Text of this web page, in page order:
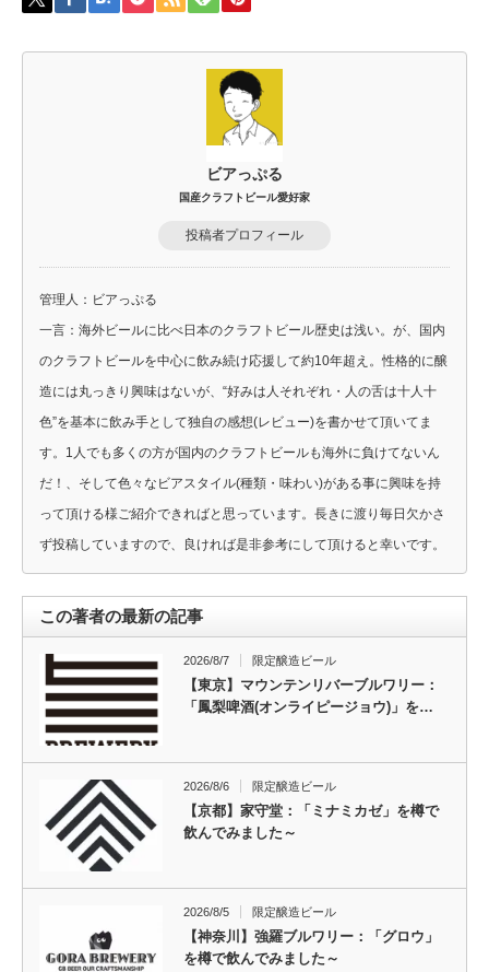
ビアっぷる
国産クラフトビール愛好家
投稿者プロフィール
管理人：ビアっぷる
一言：海外ビールに比べ日本のクラフトビール歴史は浅い。が、国内
のクラフトビールを中心に飲み続け応援して約10年超え。性格的に醸
造には丸っきり興味はないが、“好みは人それぞれ・人の舌は十人十
色”を基本に飲み手として独自の感想(レビュー)を書かせて頂いてま
す。1人でも多くの方が国内のクラフトビールも海外に負けてないん
だ！、そして色々なビアスタイル(種類・味わい)がある事に興味を持
って頂ける様ご紹介できればと思っています。長きに渡り毎日欠かさ
ず投稿していますので、良ければ是非参考にして頂けると幸いです。
この著者の最新の記事
2026/8/7 限定醸造ビール
【東京】マウンテンリバーブルワリー：
「鳳梨啤酒(オンライピージョウ)」を…
2026/8/6 限定醸造ビール
【京都】家守堂：「ミナミカゼ」を樽で
飲んでみました～
2026/8/5 限定醸造ビール
【神奈川】強羅ブルワリー：「グロウ」
を樽で飲んでみました～